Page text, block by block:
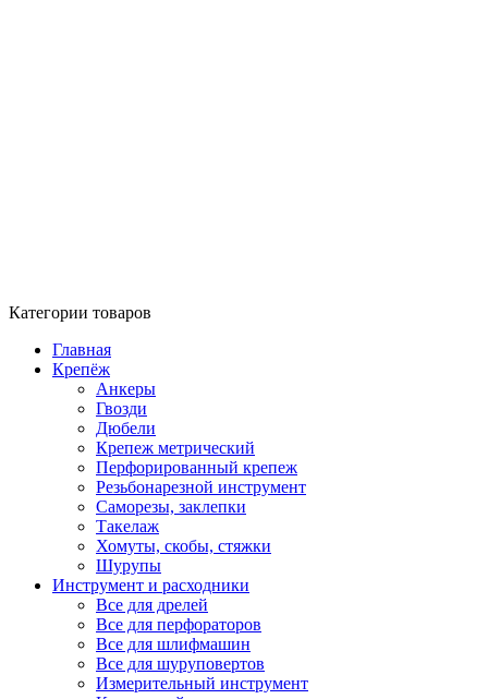
Категории товаров
Главная
Крепёж
Анкеры
Гвозди
Дюбели
Крепеж метрический
Перфорированный крепеж
Резьбонарезной инструмент
Саморезы, заклепки
Такелаж
Хомуты, скобы, стяжки
Шурупы
Инструмент и расходники
Все для дрелей
Все для перфораторов
Все для шлифмашин
Все для шуруповертов
Измерительный инструмент